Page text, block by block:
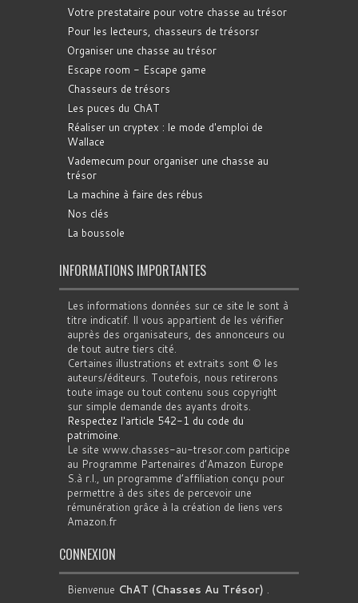
Votre prestataire pour votre chasse au trésor
Pour les lecteurs, chasseurs de trésorsr
Organiser une chasse au trésor
Escape room - Escape game
Chasseurs de trésors
Les puces du ChAT
Réaliser un cryptex : le mode d'emploi de
Wallace
Vademecum pour organiser une chasse au
trésor
La machine à faire des rébus
Nos clés
La boussole
INFORMATIONS IMPORTANTES
Les informations données sur ce site le sont à
titre indicatif. Il vous appartient de les vérifier
auprès des organisateurs, des annonceurs ou
de tout autre tiers cité.
Certaines illustrations et extraits sont © les
auteurs/éditeurs. Toutefois, nous retirerons
toute image ou tout contenu sous copyright
sur simple demande des ayants droits.
Respectez l'article 542-1 du code du
patrimoine.
Le site www.chasses-au-tresor.com participe
au Programme Partenaires d’Amazon Europe
S.à r.l., un programme d’affiliation conçu pour
permettre à des sites de percevoir une
rémunération grâce à la création de liens vers
Amazon.fr
CONNEXION
Bienvenue ChAT (Chasses Au Trésor) .